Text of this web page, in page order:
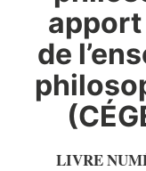
de
LIVRE